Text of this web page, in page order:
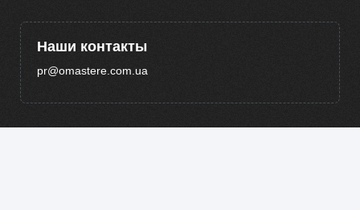
Наши контакты
pr@omastere.com.ua